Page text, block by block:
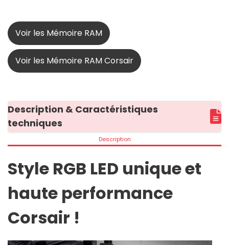
Voir les Mémoire RAM
Voir les Mémoire RAM Corsair
Description & Caractéristiques
techniques
Description
Style RGB LED unique et
haute performance
Corsair !